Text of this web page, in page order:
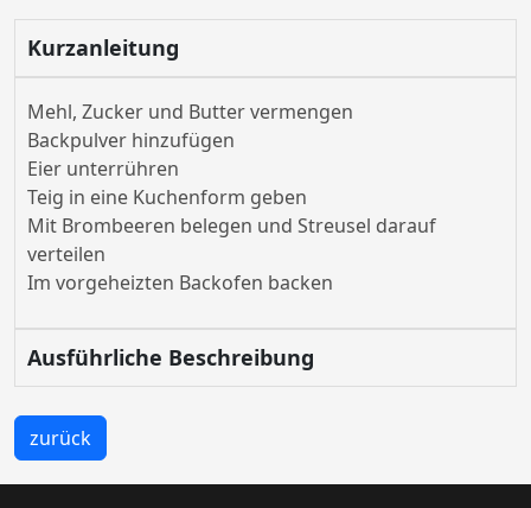
Kurzanleitung
Mehl, Zucker und Butter vermengen
Backpulver hinzufügen
Eier unterrühren
Teig in eine Kuchenform geben
Mit Brombeeren belegen und Streusel darauf
verteilen
Im vorgeheizten Backofen backen
Ausführliche Beschreibung
zurück